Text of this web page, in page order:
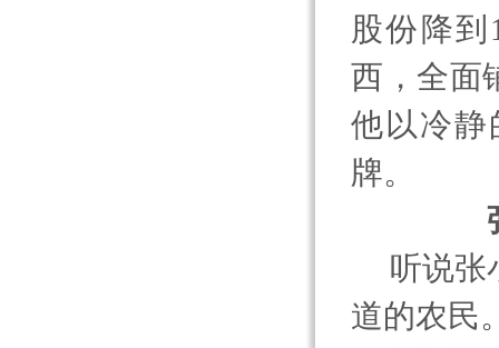
股份降到
西，全面
他以冷静
牌。
听说张
道的农民